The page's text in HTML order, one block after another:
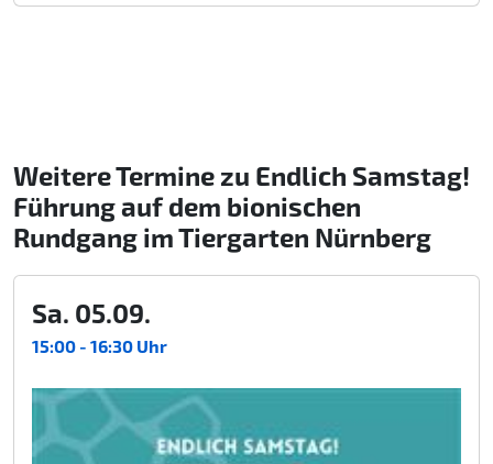
Weitere Termine zu Endlich Samstag!
Führung auf dem bionischen
Rundgang im Tiergarten Nürnberg
Sa. 05.09.
15:00 - 16:30 Uhr